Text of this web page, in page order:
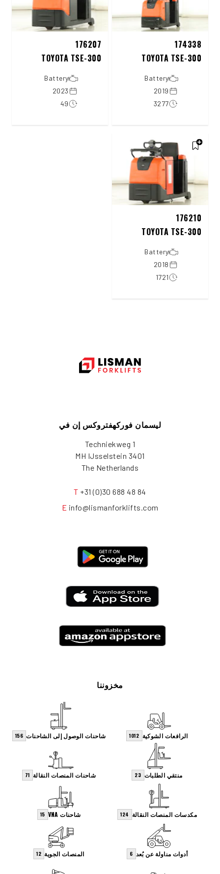
174338
TOYOTA TSE-300
Battery
2019
3277
176207
TOYOTA TSE-300
Battery
2023
49
176210
TOYOTA TSE-300
Battery
2018
1721
ليسمان فوركهفتروكس إن في
Techniekweg 1
3401 MH IJsselstein
The Netherlands
T +31 (0)30 688 48 84
E info@lismanforklifts.com
مخزوننا
الرافعات الشوكية 1012 شاحنات الوصول إلى الشاحنات 156
منتقي الطلبات 23 شاحنات المنصات النقالة 71
مكدسات المنصات النقالة 124 شاحنات VNA 15
أدوات مناولة عن بُعد 6 المنصات الجوية 12